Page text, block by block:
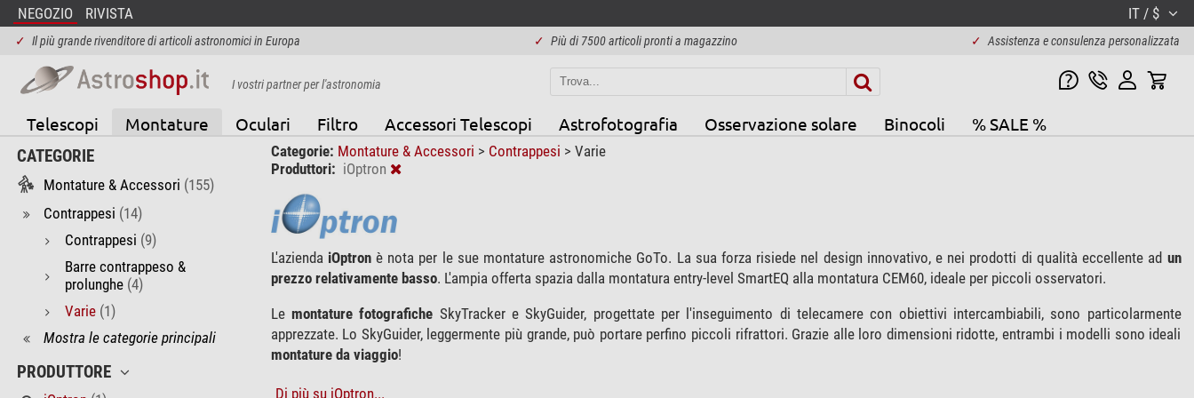
NEGOZIO RIVISTA IT / $
✓ Il più grande rivenditore di articoli astronomici in Europa ✓ Più di 7500 articoli pronti a magazzino ✓ Assistenza e consulenza personalizzata
I vostri partner per l'astronomia
Telescopi Montature Oculari Filtro Accessori Telescopi Astrofotografia Osservazione solare Binocoli % SALE %
CATEGORIE
Montature & Accessori (155)
Contrappesi (14)
Contrappesi (9)
Barre contrappeso &
prolunghe (4)
Varie (1)
Mostra le categorie principali
PRODUTTORE
Categorie: Montature & Accessori > Contrappesi > Varie
Produttori: iOptron
L'azienda iOptronè nota per le sue montature astronomiche GoTo. La sua forza risiede nel design innovativo, e nei prodotti di qualità eccellente ad un
prezzo relativamente basso. L'ampia offerta spazia dalla montatura entry-level SmartEQ alla montatura CEM60, ideale per piccoli osservatori.
Le montature fotografiche SkyTracker e SkyGuider, progettate per l'inseguimento di telecamere con obiettivi intercambiabili, sono particolarmente
apprezzate. Lo SkyGuider, leggermente più grande, può portare perfino piccoli rifrattori. Grazie alle loro dimensioni ridotte, entrambi i modelli sono ideali
montature da viaggio!
Di più su iOptron...